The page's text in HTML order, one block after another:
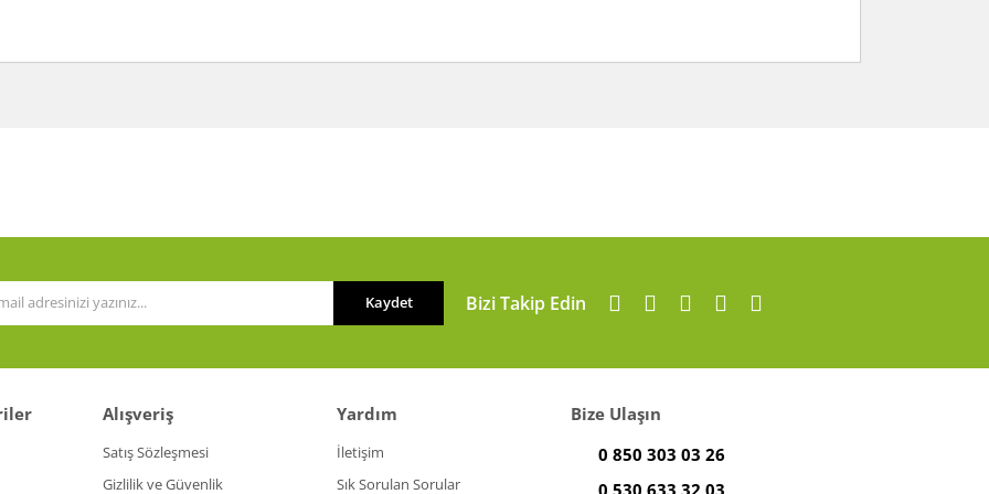
Kaydet Bizi Takip Edin
Alışveriş
Satış Sözleşmesi
Gizlilik ve Güvenlik
Yardım
İletişim
Sık Sorulan Sorular
Bize Ulaşın
0 850 303 03 26
0 530 633 32 03